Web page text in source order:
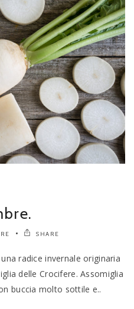
SHARE
radice invernale originaria
delle Crocifere. Assomiglia
buccia molto sottile e..